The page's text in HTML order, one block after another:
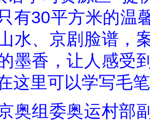
有30平方米的温
水、京剧脸谱，
墨香，让人感受
这里可以学写毛
奥组委奥运村部